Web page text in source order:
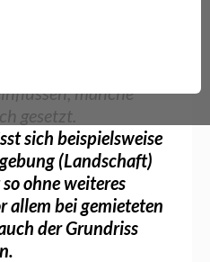
manche
gesetzt.
sich beispielsweise
(Landschaft)
ohne weiteres
allem bei gemieteten
der Grundriss